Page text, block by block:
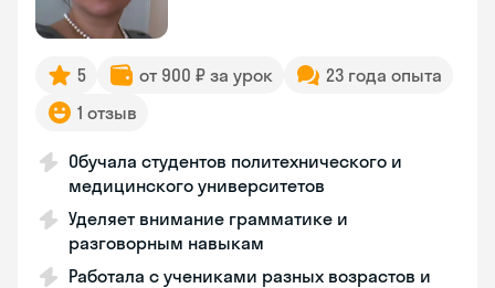
5 от 900 ₽ за урок
23 года опыта
1 отзыв
Обучала студентов политехнического и
медицинского университетов
Уделяет внимание грамматике и
разговорным навыкам
Работала с учениками разных возрастов и